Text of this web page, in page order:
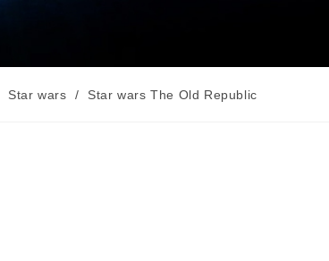
Star wars / Star wars The Old Republic